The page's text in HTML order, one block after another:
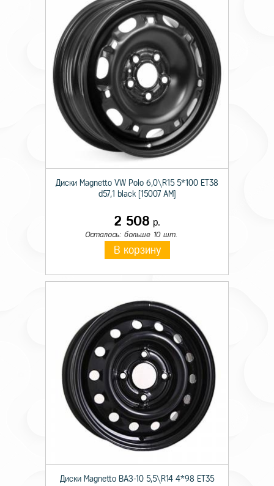
Диски Magnetto VW Polo 6,0\R15 5*100 ET38
d57,1 black [15007 AM]
2 508 р.
Осталось: больше 10 шт.
В корзину
Диски Magnetto ВАЗ-10 5,5\R14 4*98 ET35